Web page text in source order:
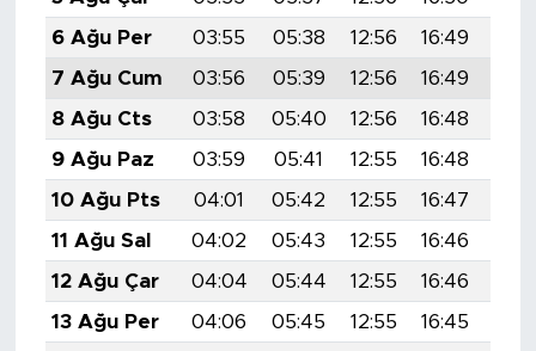
6 Ağu Per
03:55 05:38 12:56 16:49
7 Ağu Cum
03:56 05:39 12:56 16:49
8 Ağu Cts
03:58 05:40 12:56 16:48
9 Ağu Paz
03:59 05:41 12:55 16:48
10 Ağu Pts
04:01 05:42 12:55 16:47
11 Ağu Sal
04:02 05:43 12:55 16:46
12 Ağu Çar
04:04 05:44 12:55 16:46
13 Ağu Per
04:06 05:45 12:55 16:45